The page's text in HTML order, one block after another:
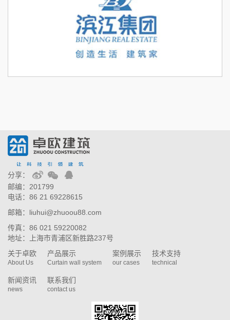
prev
分享：
邮编：201799
电话：86 21 69228615
邮箱：liuhui@zhuoou88.com
传真：86 021 59220082
地址：上海市青浦区新胜路237号
关于卓欧
About Us
产品展示
Curtain wall system
案例展示
our cases
技术支持
technical
新闻资讯
news
联系我们
contact us